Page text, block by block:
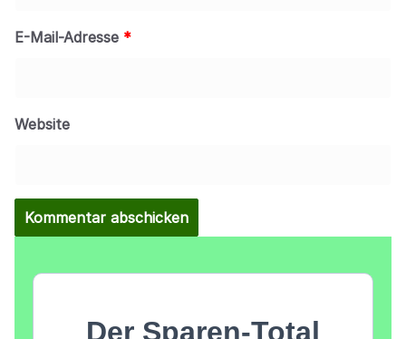
E-Mail-Adresse *
Website